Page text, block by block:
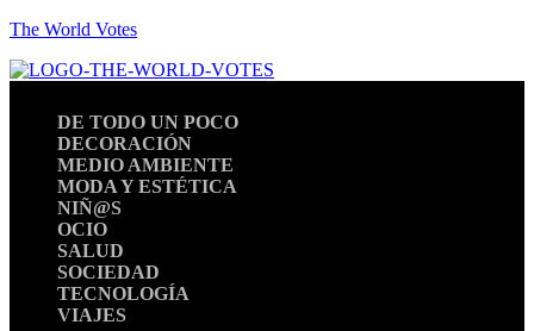
The World Votes
DE TODO UN POCO
DECORACIÓN
MEDIO AMBIENTE
MODA Y ESTÉTICA
NIÑ@S
OCIO
SALUD
SOCIEDAD
TECNOLOGÍA
VIAJES